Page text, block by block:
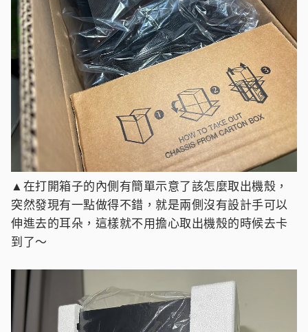
▲在打開箱子的內側有簡單示意了該怎麼取出機殼，
突然發現有一點做得不錯，就是兩側沒有設計手可以
伸進去的耳朵，這樣就不用擔心取出機殼的時候去卡
到了～